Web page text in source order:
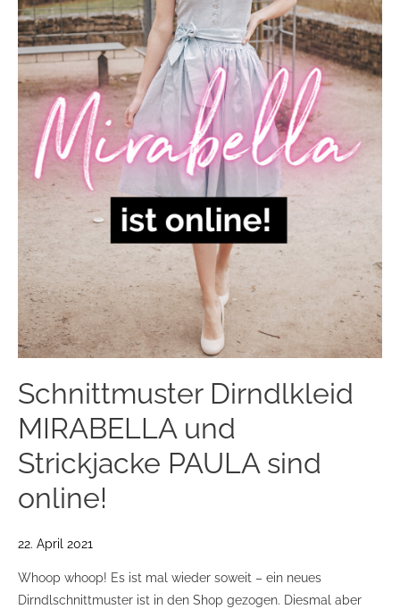
Schnittmuster Dirndlkleid
MIRABELLA und
Strickjacke PAULA sind
online!
22. April 2021
Whoop whoop! Es ist mal wieder soweit – ein neues
Dirndlschnittmuster ist in den Shop gezogen. Diesmal aber